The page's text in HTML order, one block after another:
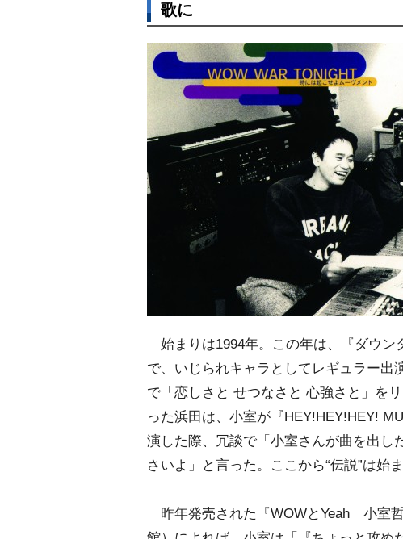
歌に
始まりは1994年。この年は、『ダウン
で、いじられキャラとしてレギュラー出
で「恋しさと せつなさと 心強さと」を
った浜田は、小室が『HEY!HEY!HEY!
演した際、冗談で「小室さんが曲を出し
さいよ」と言った。ここから“伝説”は始
昨年発売された『WOWとYeah 小室